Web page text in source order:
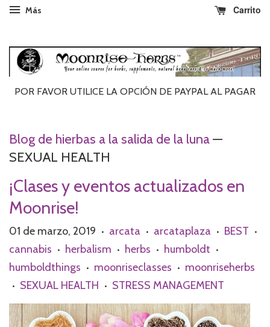
Más Carrito
POR FAVOR UTILICE LA OPCIÓN DE PAYPAL AL ​​PAGAR
Blog de hierbas a la salida de la luna—
SEXUAL HEALTH
¡Clases y eventos actualizados en
Moonrise!
01 de marzo, 2019 • arcata • arcataplaza • BEST •
cannabis • herbalism • herbs • humboldt •
humboldthings • moonriseclasses • moonriseherbs
• SEXUAL HEALTH • STRESS MANAGEMENT